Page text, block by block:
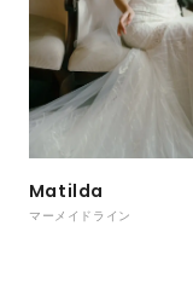
Matilda
マーメイドライン